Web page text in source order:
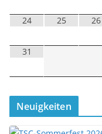
24 25 26
31
Neuigkeiten